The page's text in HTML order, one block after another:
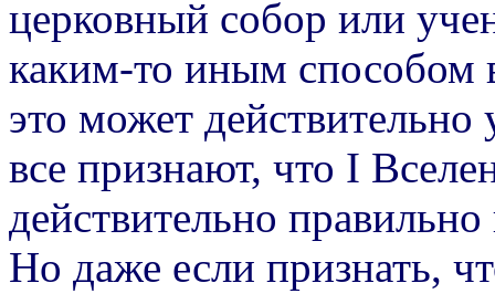
церковный собор или
каким-то иным способом
это может действительно
все признают, что I
действительно
Но даже если признать,